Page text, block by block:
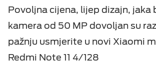
IZDVAJAMO
DOPUNA
MOBILNI INTERNET
M:SAT PAKETI SA 2 USLUGE
TV ZA PONIJETI
Servisne informacije
POMOĆ
Povoljna cijena, lijep dizajn, jaka
kamera od 50 MP dovoljan su
pažnju usmjerite u novi Xiaomi
Redmi Note 11 4/128